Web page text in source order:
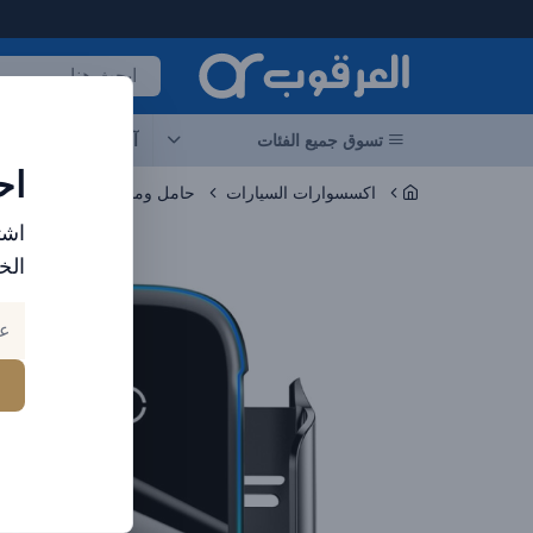
تسوق جميع الفئات
اكسسوارات السيارات حامل وماسك الموبايل